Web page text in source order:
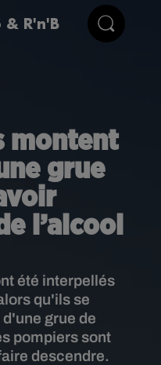
& R'n'B
montent
grue
l’alcool
été interpellés
qu'ils se
grue de
pompiers sont
descendre.